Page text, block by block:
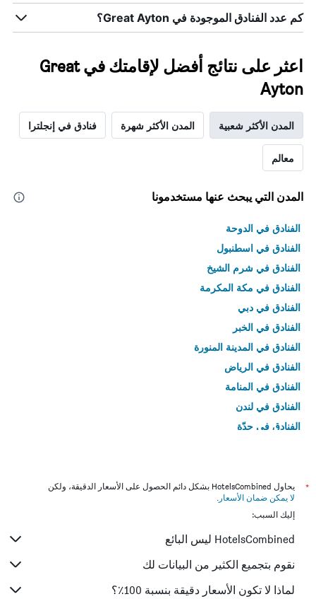
كم عدد الفنادق الموجودة في Great Ayton؟
اعثر على نتائج أفضل لإقامتك في Great
Ayton
المدن الأكثر شعبية المدن الأكثر شهرة فنادق في إنجلترا
معالم
المدن التي يبحث عنها مستخدمونا
الفنادق في الدوحة
الفنادق في اسطنبول
الفنادق في شرم الشيخ
الفنادق في مكة المكرمة
الفنادق في دبي
الفنادق في الخبر
الفنادق في المدينة المنورة
الفنادق في الرياض
الفنادق في المنامة
الفنادق في لندن
الفنادق في جدّة
*
يحاول HotelsCombined بشكل دائم الحصول على الأسعار الدقيقة، ولكن
لا يمكن ضمان الأسعار .
إليك السبب:
HotelsCombined ليس البائع
نقوم بتجميع الكثير من البيانات لك
لماذا لا تكون الأسعار دقيقة بنسبة 100٪؟